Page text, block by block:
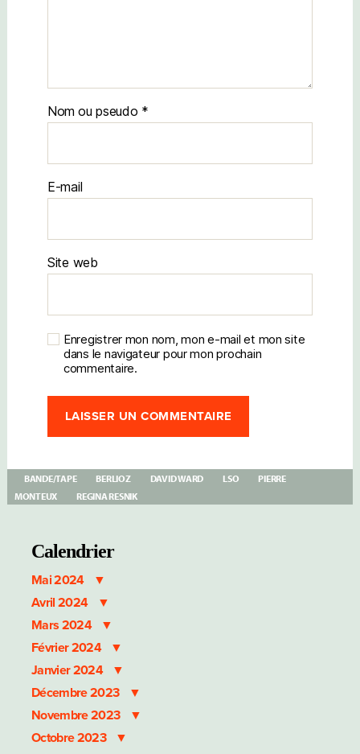
Nom
E-mail
Site web
Enregistrer mon nom, mon e-mail et mon site
dans le navigateur pour mon prochain
commentaire.
BANDE/TAPE BERLIOZ DAVID WARD LSO
PIERRE
MONTEUX
REGINA RESNIK
Calendrier
Mai 2024
Avril 2024
Mars 2024
Février 2024
Janvier 2024
Décembre 2023
Novembre 2023
Octobre 2023